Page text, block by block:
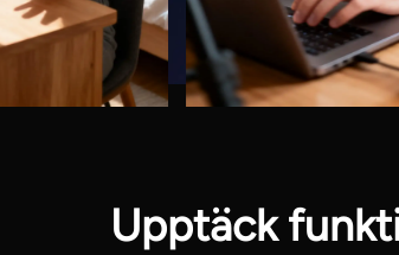
Upptäck